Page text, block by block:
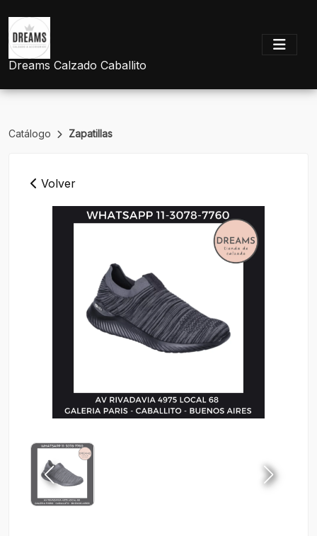
Dreams Calzado Caballito
Catálogo Zapatillas
Volver